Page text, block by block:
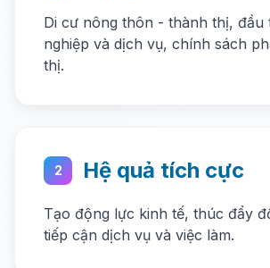
Di cư nông thôn - thành thị, đầu
nghiệp và dịch vụ, chính sách
thị.
2 Hệ quả tích cực
Tạo động lực kinh tế, thúc đẩy
tiếp cận dịch vụ và việc làm.